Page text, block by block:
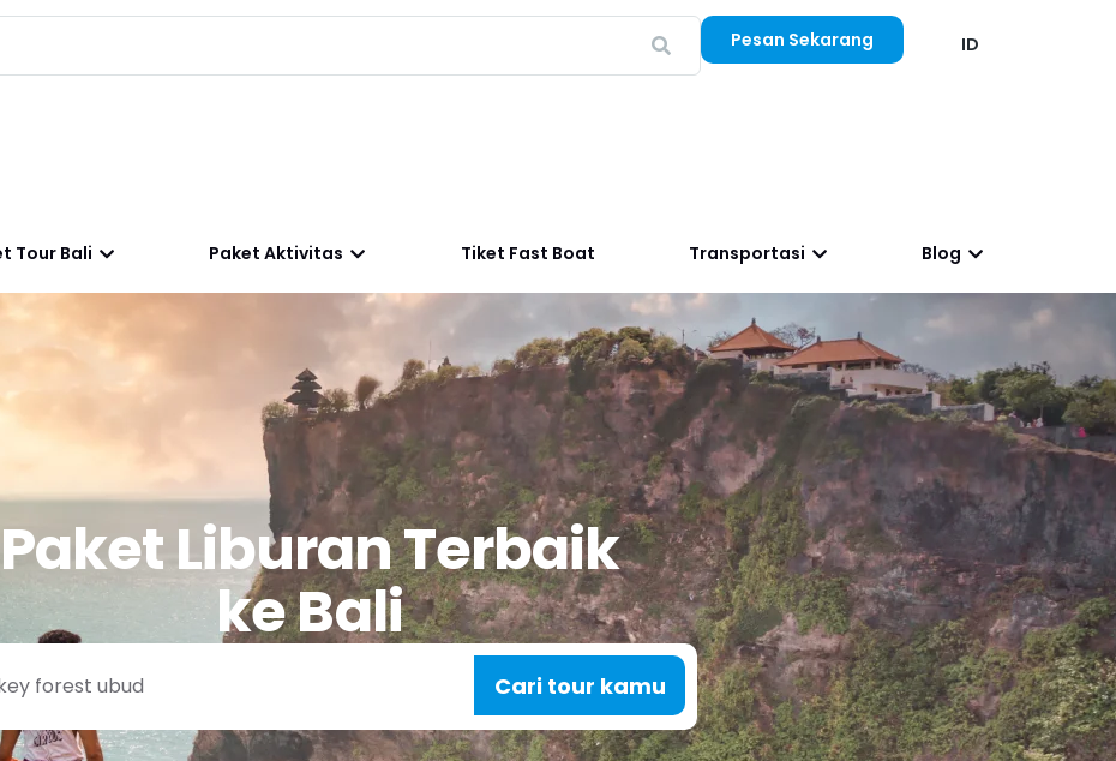
Pesan Sekarang ID
Tour Bali Paket Aktivitas Tiket Fast Boat Transportasi Blog
Paket Liburan Terbaik
ke Bali
Cari tour kamu